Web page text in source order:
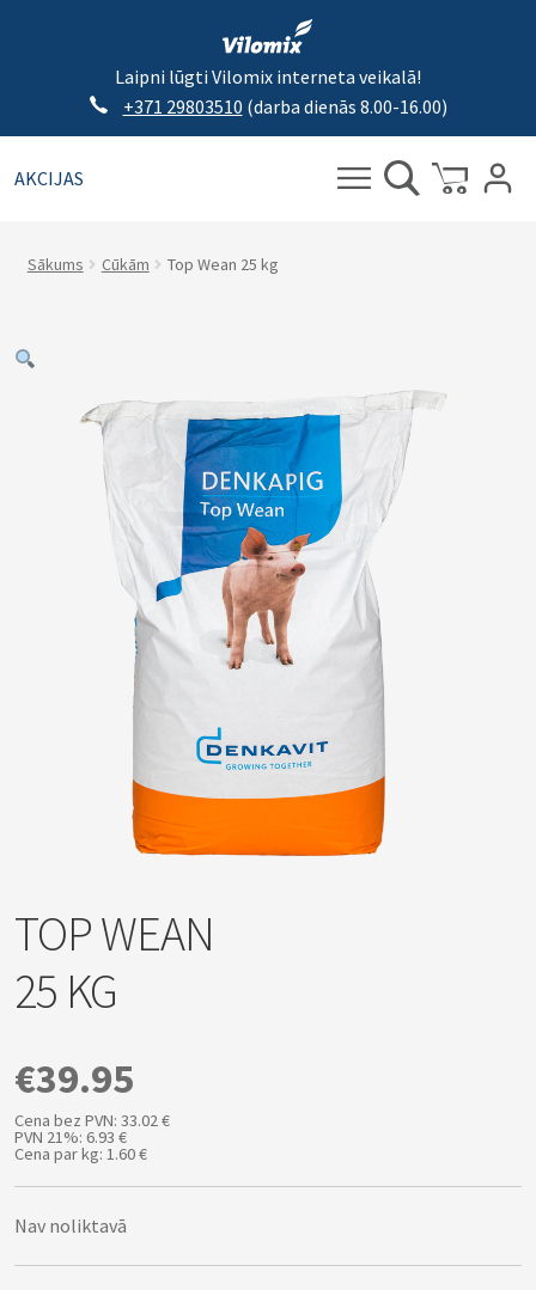
Laipni lūgti Vilomix interneta veikalā!
+371 29803510 (darba dienās 8.00-16.00)
AKCIJAS
Sākums
Cūkām Top Wean 25 kg
TOP WEAN
25 KG
€39.95
Cena bez PVN: 33.02 €
PVN 21%: 6.93 €
Cena par kg: 1.60 €
Nav noliktavā